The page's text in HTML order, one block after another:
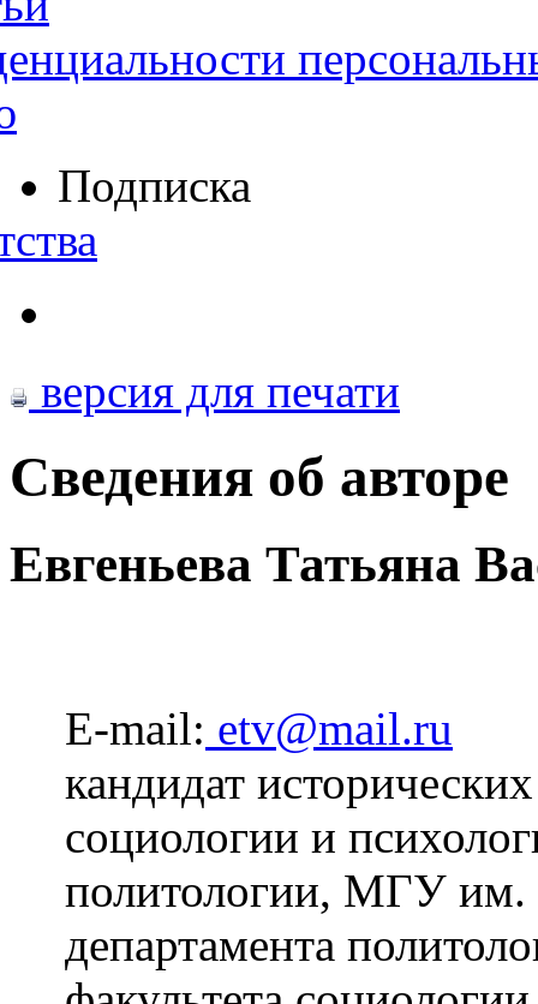
Подписка
версия для печати
Сведения об авторе
Евгеньева Татьяна
E-mail: etv@mail.ru
кандидат
социологии и
политологии, МГУ
департамента